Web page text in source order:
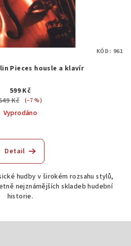
Pieces housle a klavír
599 Kč
Kč
(–7 %)
Vyprodáno
hodnocení
produktu
z
5
hvězdiček.
Detail
hudby v širokém rozsahu stylů,
nejznámějších skladeb hudební
historie.
KÓD: 961